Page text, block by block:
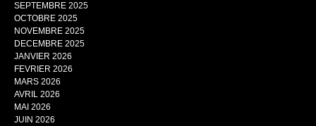
SEPTEMBRE 2025
OCTOBRE 2025
NOVEMBRE 2025
DECEMBRE 2025
JANVIER 2026
FEVRIER 2026
MARS 2026
AVRIL 2026
MAI 2026
JUIN 2026